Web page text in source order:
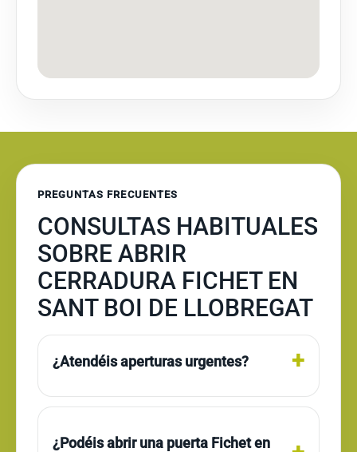
PREGUNTAS FRECUENTES
CONSULTAS HABITUALES
SOBRE ABRIR
CERRADURA FICHET EN
SANT BOI DE LLOBREGAT
¿Atendéis aperturas urgentes?
¿Podéis abrir una puerta Fichet en